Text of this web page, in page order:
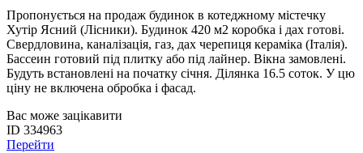
Пропонується на продаж будинок в котеджному містечку
Хутір Ясний (Лісники). Будинок 420 м2 коробка і дах готові.
Свердловина, каналізація, газ, дах черепиця кераміка (Італія).
Бассеин готовий під плитку або під лайнер. Вікна замовлені.
Будуть встановлені на початку січня. Ділянка 16.5 соток. У цю
ціну не включена обробка і фасад.
Вас може зацікавити
ID 334963
Перейти